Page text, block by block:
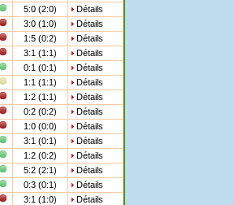
5:0 (2:0)
Détails
3:0 (1:0)
Détails
1:5 (0:2)
Détails
3:1 (1:1)
Détails
0:1 (0:1)
Détails
1:1 (1:1)
Détails
1:2 (1:1)
Détails
0:2 (0:2)
Détails
1:0 (0:0)
Détails
3:1 (0:1)
Détails
1:2 (0:2)
Détails
5:2 (2:1)
Détails
0:3 (0:1)
Détails
3:1 (1:0)
Détails